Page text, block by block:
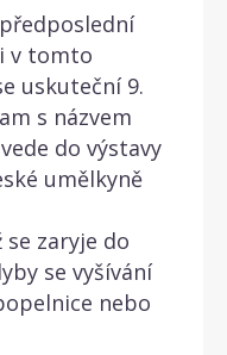
v tomto
uskuteční 9.
s názvem
do výstavy
umělkyně
se zaryje do
se vyšívání
nebo